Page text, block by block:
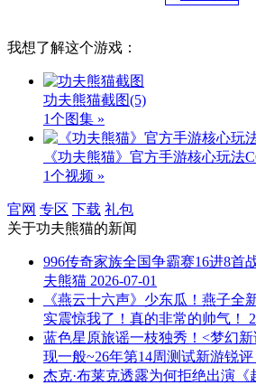
我想了解这个游戏：
功夫熊猫截图(5)
1个图集 »
《功夫熊猫》官方手游核心玩法
1个视频 »
官网 专区 下载 礼包
关于功夫熊猫的新闻
996传奇家族全国争霸赛16进8首
夫熊猫 2026-07-01
《燕云十六声》少东瓜！燕子全
实震惊我了！真的非常的帅气！
蓝色星原旅谣一枝独秀！<梦幻
现一般~26年第14周测试新游锐评
杰克·布莱克透露为何拒绝出演《